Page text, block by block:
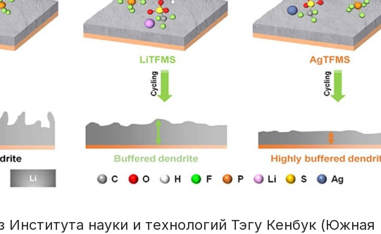
Института науки и технологий Тэгу Кенбук (Южная